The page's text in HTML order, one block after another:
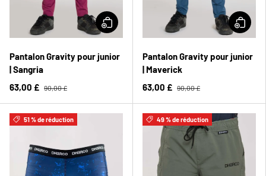
Pantalon Gravity pour junior
| Sangria
63,00 £ 90,00 £
Pantalon Gravity pour junior
| Maverick
63,00 £ 90,00 £
51 % de réduction 49 % de réduction